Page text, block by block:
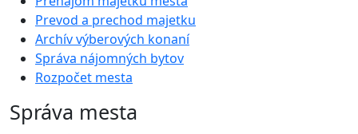
Prevod a prechod majetku
Archív výberových konaní
Správa nájomných bytov
Rozpočet mesta
Správa mesta